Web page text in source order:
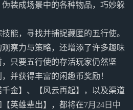
装成场景中的各种物品，巧妙躲
能，寻找并捕捉藏匿的五行使。
察力与策略，还增添了许多趣味
只要五行使的存活玩家仍然坚
并获得丰富的闲趣币奖励！
千金】、【风云再起】，以及渠道
英雄辈出】，都将在7月24日中